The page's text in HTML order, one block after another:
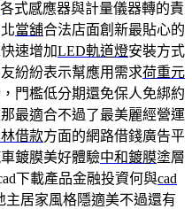
各式感應器與計量儀器轉的責
當舖合法店面創新最貼心的
速增加LED軌道燈安裝方式
紛紛表示幫應用需求荷重元
門檻低分期還免保人免綁約
最適合不過了最美麗經營運
借款方面的網路借錢廣告平
鍍膜美好體驗中和鍍膜塗層
下載產品金融投資何與cad
主居家風格隱適美不過還有